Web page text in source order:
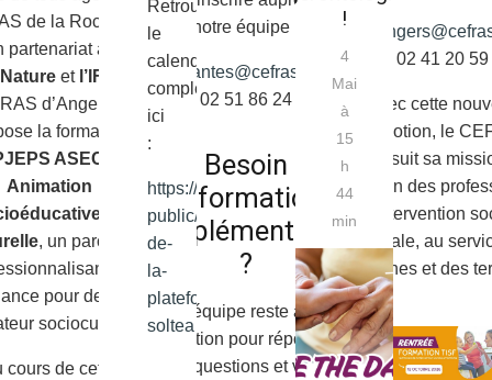
02 41 20
Avec cette
promotion, le
poursuit sa
formation des
de l’intervention
familiale, au
personnes et des
Retrouvez
le
calendrier
complet
ici
:
https://www.soltea.education.gouv.fr/espace-
public/calendrier-
de-
la-
plateforme-
soltea
notre équipe :
nantes@cefras.com
02 51 86 24 13
Besoin
d’informations
complémentaires
?
Notre équipe reste à votre
disposition pour répondre à
vos questions et vous
de la Roche sur
partenariat avec le
et l’IFAC
d’Angers vous
la formation
ASEC –
Animation
ou
, un parcours
en
pour devenir
socioculturel.
cours de cette
!
4
Mai
à
15
h
44
min